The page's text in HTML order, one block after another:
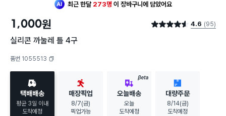
최근 한달 273명 이 장바구니에 담았어요
장바구니에 담았어요
1,000원 별점 4.6점 4.6 (95)
실리콘 까눌레 틀 4구
품번 1055513
택배배송
평균 3일 이내
도착예정
매장픽업
8/7(금)
픽업가능
BETA
오늘배송
오늘
도착예정
대량주문
8/14(금)
도착예정